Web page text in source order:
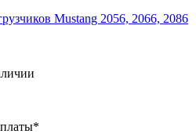
Mustang 2056, 2066, 2086